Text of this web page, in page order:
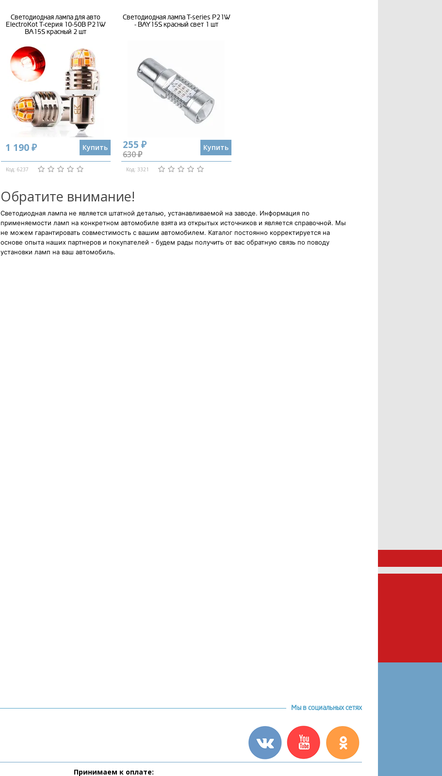
Светодиодная лампа для авто
ElectroKot Т-серия 10-50В P21W
BA15S красный 2 шт
1 190 ₽ Купить
Код: 6237
Светодиодная лампа T-series P21W
- BAY15S красный свет 1 шт
255 ₽
630 ₽
Купить
Код: 3321
Обратите внимание!
Светодиодная лампа не является штатной деталью, устанавливаемой на заводе. Информация по
применяемости ламп на конкретном автомобиле взята из открытых источников и является справочной. Мы
не можем гарантировать совместимость с вашим автомобилем. Каталог постоянно корректируется на
основе опыта наших партнеров и покупателей - будем рады получить от вас обратную связь по поводу
установки ламп на ваш автомобиль.
Мы в социальных сетях
Принимаем к оплате: